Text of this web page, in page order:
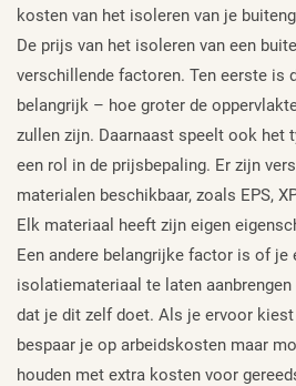
kosten van het isoleren van je
De prijs van het isoleren van een
verschillende factoren. Ten eerste is
belangrijk – hoe groter de
zullen zijn. Daarnaast speelt ook het
een rol in de prijsbepaling. Er zijn
materialen beschikbaar, zoals EPS,
Elk materiaal heeft zijn eigen
Een andere belangrijke factor is of
isolatiemateriaal te laten
dat je dit zelf doet. Als je ervoor
bespaar je op arbeidskosten maar
houden met extra kosten voor